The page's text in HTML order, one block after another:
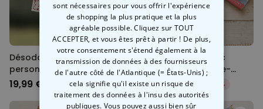
Désodorisant voiture
personnalisé Design
polaroïd avec cœurs - Lot
19,99 €
Coffret cadeau avec
chaussettes, chauffe-
mains et confettis de bain
32,27 € 37,97 € -15%
sont nécessaires pour vous offrir l'expérience
de shopping la plus pratique et la plus
agréable possible. Cliquez sur TOUT
ACCEPTER, et vous êtes prêt à partir ! De plus,
votre consentement s'étend également à la
transmission de données à des fournisseurs
de l'autre côté de l'Atlantique (= États-Unis) ;
cela signifie qu'il existe un risque de
traitement des données à l'insu des autorités
publiques. Vous pouvez aussi bien sûr